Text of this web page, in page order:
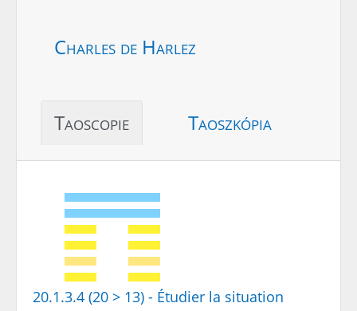
Charles de Harlez
Taoscopie Taoszkópia
20.1.3.4 (20 > 13) - Étudier la situation